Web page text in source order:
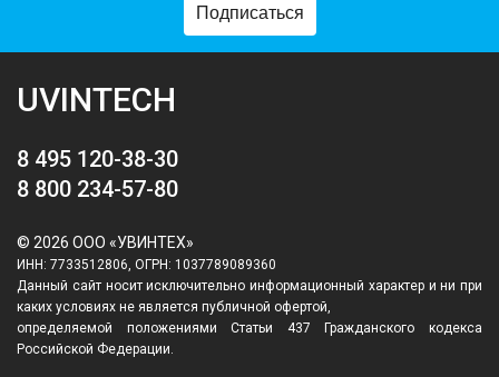
Подписаться
UVINTECH
8 495 120-38-30
8 800 234-57-80
© 2026 ООО «УВИНТЕХ»
ИНН: 7733512806, ОГРН: 1037789089360
Данный сайт носит исключительно информационный характер и ни при
каких условиях не является публичной офертой,
определяемой положениями Статьи 437 Гражданского кодекса
Российской Федерации.